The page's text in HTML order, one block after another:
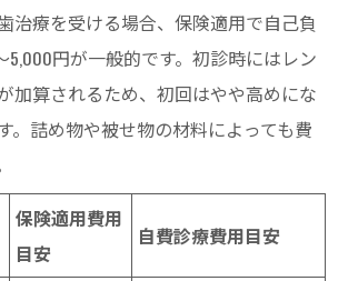
治療を受ける場合、保険適用で自己負
5,000円が一般的です。初診時にはレン
加算されるため、初回はやや高めにな
。詰め物や被せ物の材料によっても費
保険適用費用
目安
自費診療費用目安